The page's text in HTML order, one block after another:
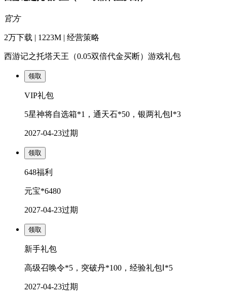
官方
2万下载 | 1223M | 经营策略
西游记之托塔天王（0.05双倍代金买断）游戏礼包
领取
VIP礼包
5星神将自选箱*1，通天石*50，银两礼包Ⅰ*3
2027-04-23过期
领取
648福利
元宝*6480
2027-04-23过期
领取
新手礼包
高级召唤令*5，突破丹*100，经验礼包Ⅰ*5
2027-04-23过期